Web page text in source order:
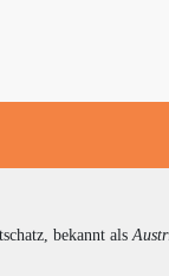
bekannt als